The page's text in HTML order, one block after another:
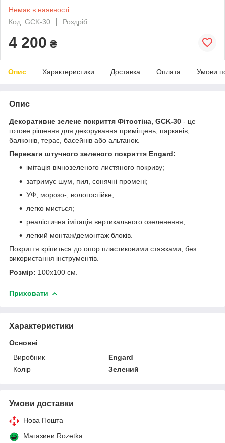
Немає в наявності
Код: GCK-30
Роздріб
4 200 ₴
Опис Характеристики Доставка Оплата Умови
Опис
Декоративне зелене покриття Фітостіна, GCK-30 - це
готове рішення для декорування приміщень, парканів,
балконів, терас, басейнів або альтанок.
Переваги штучного зеленого покриття Engard:
імітація вічнозеленого листяного покриву;
затримує шум, пил, сонячні промені;
УФ, морозо-, вологостійке;
легко миється;
реалістична імітація вертикального озеленення;
легкий монтаж/демонтаж блоків.
Покриття кріпиться до опор пластиковими стяжками, без
використання інструментів.
Розмір: 100х100 см.
Приховати
Характеристики
Основні
Виробник
Engard
Колір
Зелений
Умови доставки
Нова Пошта
Магазини Rozetka